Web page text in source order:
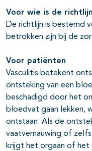
Voor wie is de
De richtlijn is bestemd
betrokken zijn bij de
Voor patiënten
Vasculitis betekent
ontsteking van een
beschadigd door het
bloedvat gaan lekken,
ontstaan. Als de
vaatvernauwing of
krijgt het orgaan of het